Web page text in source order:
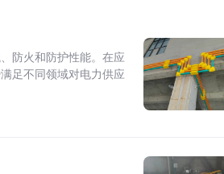
防火和防护性能。在应
足不同领域对电力供应